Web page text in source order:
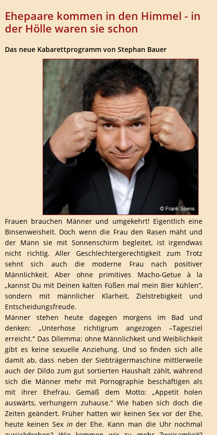
Ehepaare kommen in den Himmel - in
der Hölle waren sie schon
Das neue Kabarettprogramm von Stephan Bauer
Frauen brauchen Männer und umgekehrt! Eigentlich eine
Binsenweisheit. Doch wenn die Frau den Rasen mäht und
der Mann sie mit Sonnenschirm begleitet, ist irgendwas
nicht richtig. Aller Geschlechtergerechtigkeit zum Trotz
sehnt sich auch die moderne Frau nach positiver
Männlichkeit. Aber ohne primitives Macho-Getue à la
„kannst Du mit Deinen kalten Füßen mal mein Bier kühlen“,
sondern mit männlicher Klarheit, Zielstrebigkeit und
Entscheidungsfreude.
Männer stehen heute dagegen morgens im Bad und
denken: „Unterhose richtigrum angezogen –Tagesziel
erreicht.“ Das Dilemma: ohne Männlichkeit und Weiblichkeit
gibt es keine sexuelle Anziehung. Und so finden sich alle
damit ab, dass neben der Siebträgermaschine mittlerweile
auch der Dildo zum gut sortierten Haushalt zählt, während
sich die Männer mehr mit Pornographie beschäftigen als
mit ihrer Ehefrau. Gemäß dem Motto: „Appetit holen
auswärts, verhungern zuhause.“ Wie haben sich doch die
Zeiten geändert. Früher hatten wir keinen Sex vor der Ehe,
heute keinen Sex inder Ehe. Kann man die Uhr nochmal